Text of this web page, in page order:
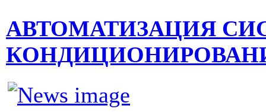
АВТОМАТИЗАЦИЯ